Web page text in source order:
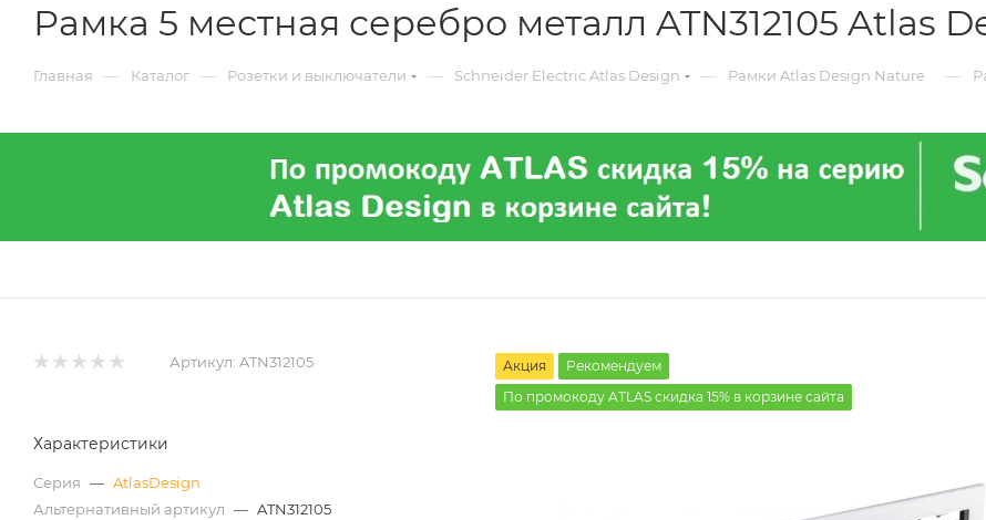
Рамка 5 местная серебро металл ATN312105 Atlas
Главная — Каталог — Розетки и выключатели — Schneider Electric Atlas Design — Рамки Atlas Design Nature —
Акция
Рекомендуем
По промокоду ATLAS скидка 15% в корзине сайта
Артикул: ATN312105
Характеристики
Серия — AtlasDesign
Альтернативный артикул — ATN312105